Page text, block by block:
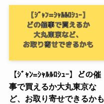
【ｼﾞｬﾝ=ｼｬﾙﾙﾛｼｭｰ】どの催
事で買えるか大丸東京な
ど、お取り寄せできるかも